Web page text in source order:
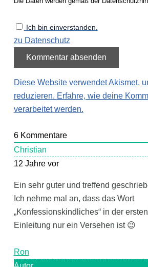
Ich bin einverstanden.
zu Datenschutz
Diese Website verwendet Akismet,
reduzieren. Erfahre, wie deine
verarbeitet werden.
6Kommentare
Christian
12 Jahre vor
Ein sehr guter und treffend
Ich nehme mal an, dass das Wort
„Konfessionskindliches“ in der
Einleitung nur ein Versehen ist 😉
Ron